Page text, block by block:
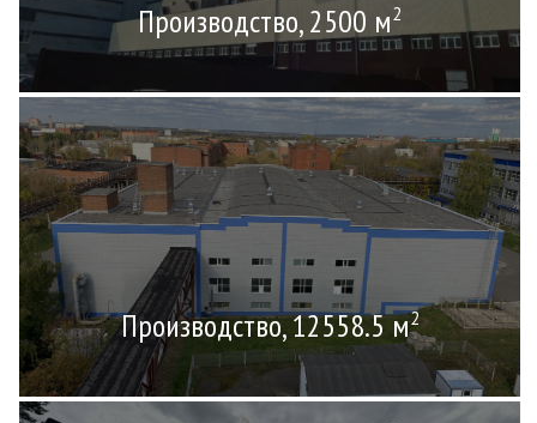
Производство, 2500 м2
Производство, 12558.5 м2